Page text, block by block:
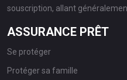
souscription, allant
ASSURANCE PRÊT
Se protéger
Protéger sa famille